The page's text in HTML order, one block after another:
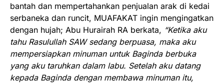
bantah dan mempertahankan penjualan arak di kedai
serbaneka dan runcit, MUAFAKAT ingin mengingatkan
dengan hujah; Abu Hurairah RA berkata, “Ketika aku
tahu Rasulullah SAW sedang berpuasa, maka aku
mempersiapkan minuman untuk Baginda berbuka
yang aku taruhkan dalam labu. Setelah aku datang
kepada Baginda dengan membawa minuman itu,